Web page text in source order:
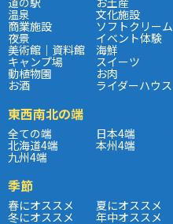
温泉 文化施設
商業施設 ソフトクリーム
夜景 イベント体験
美術館｜資料館 海鮮
キャンプ場 スイーツ
動植物園 お肉
お酒 ライダーハウス
東西南北の端
全ての端 日本4端
北海道4端 本州4端
九州4端
季節
春にオススメ 夏にオススメ
冬にオススメ 年中オススメ